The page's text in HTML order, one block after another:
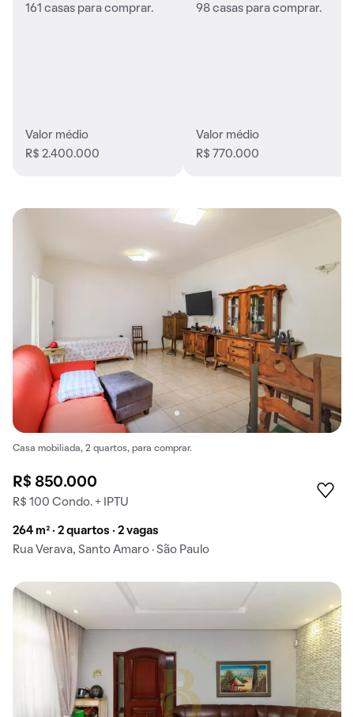
161 casas para comprar.
Valor médio
R$ 2.400.000
98 casas para comprar.
Valor médio
R$ 770.000
Casa mobiliada, 2 quartos, para comprar.
R$ 850.000
R$ 100 Condo. + IPTU
264 m² · 2 quartos · 2 vagas
Rua Verava, Santo Amaro · São Paulo